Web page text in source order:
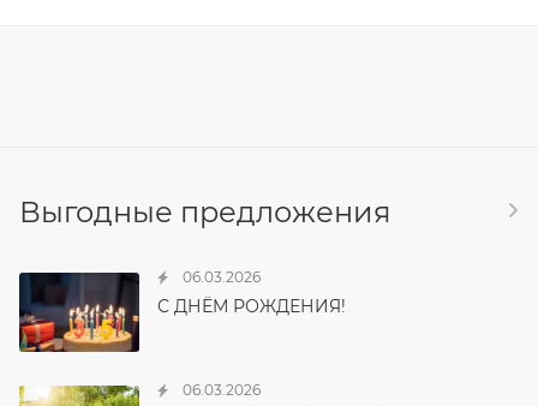
Выгодные предложения
06.03.2026
С ДНЁМ РОЖДЕНИЯ!
06.03.2026